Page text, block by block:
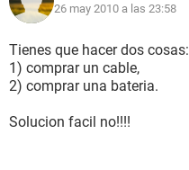
26 may 2010 a las 23:58
Tienes que hacer dos cosas:
1) comprar un cable,
2) comprar una bateria.
Solucion facil no!!!!